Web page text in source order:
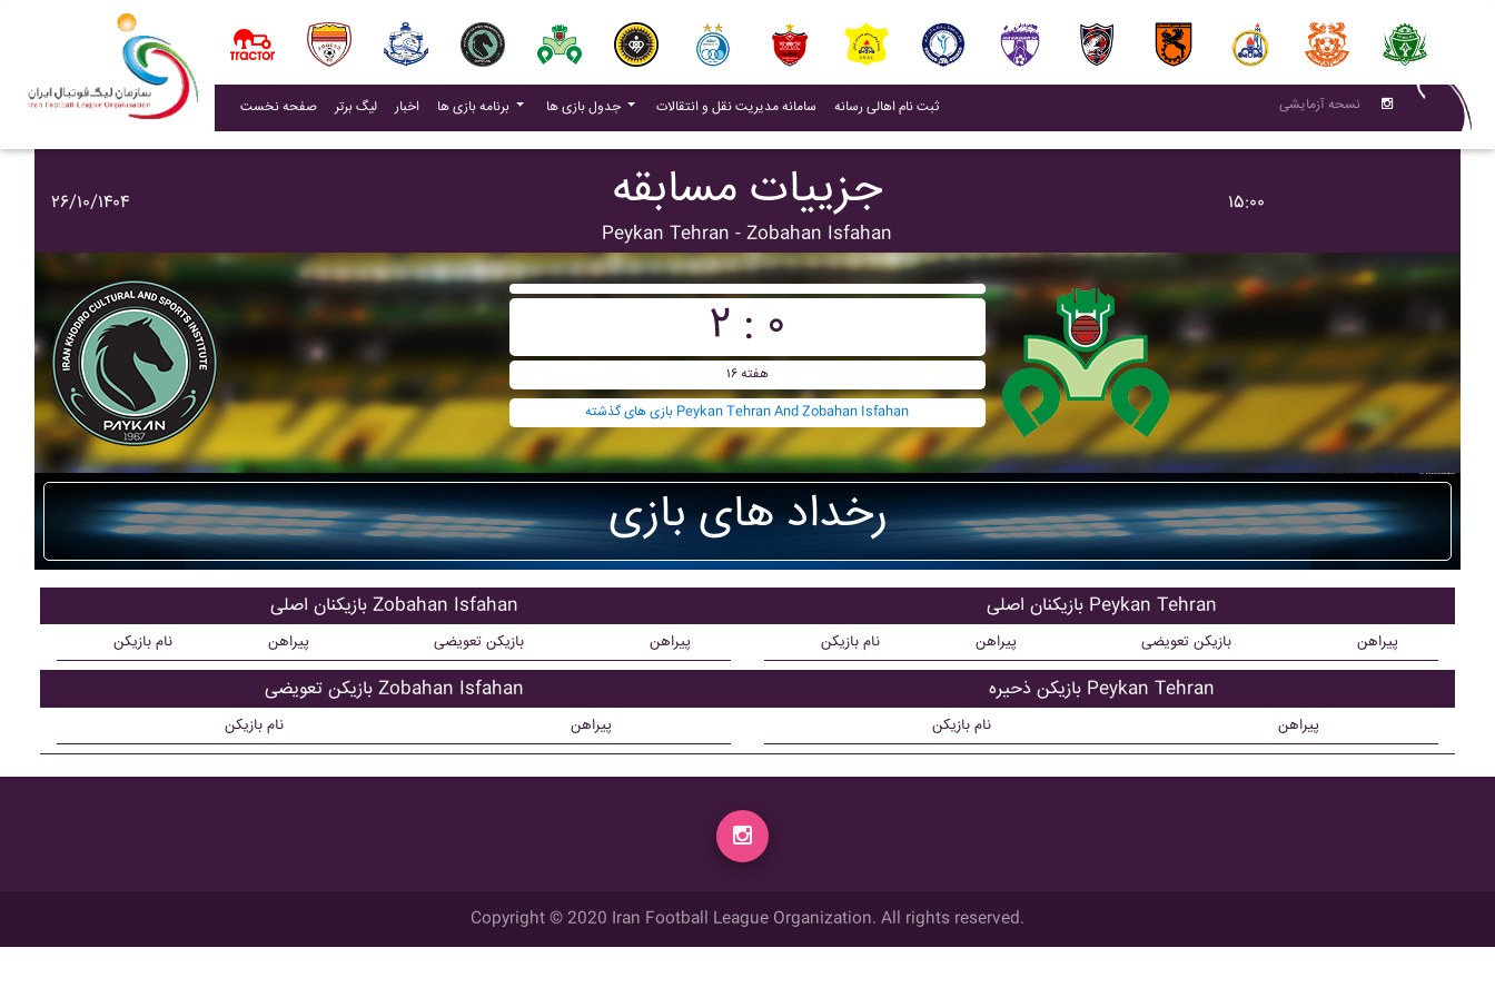
صفحه نخست لیگ برتر اخبار(current) برنامه بازی ها جدول بازی ها سامانه مدیریت نقل و انتقالات (current)
ثبت نام اهالی رسانه(current) نسحه آزمایشی
۲۶/۱۰/۱۴۰۴ جزییات مسابقه
Peykan Tehran - Zobahan Isfahan
۱۵:۰۰
۲ : ۰
هفته ۱۶
بازی های گذشته Peykan Tehran And Zobahan Isfahan
رخداد های بازی
بازیکنان اصلی Zobahan Isfahan
نام بازیکن پیراهن بازیکن تعویضی پیراهن
بازیکن تعویضی Zobahan Isfahan
نام بازیکن پیراهن
بازیکنان اصلی Peykan Tehran
نام بازیکن پیراهن بازیکن تعویضی پیراهن
بازیکن ذحیره Peykan Tehran
نام بازیکن پیراهن
Copyright © 2020 Iran Football League Organization. All rights reserved.